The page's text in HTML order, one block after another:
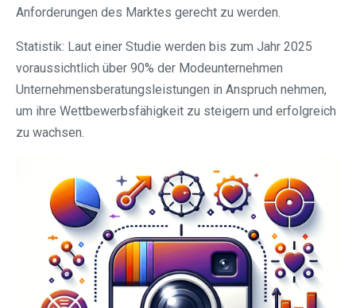
Anforderungen des Marktes gerecht zu werden.
Statistik: Laut einer Studie werden bis zum Jahr 2025
voraussichtlich über 90% der Modeunternehmen
Unternehmensberatungsleistungen in Anspruch nehmen,
um ihre Wettbewerbsfähigkeit zu steigern und erfolgreich
zu wachsen.